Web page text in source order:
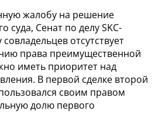
жалобу на решение
суда, Сенат по делу SKC-
отсутствует
права преимущественной
иметь приоритет над
В первой сделке второй
своим правом
долю первого